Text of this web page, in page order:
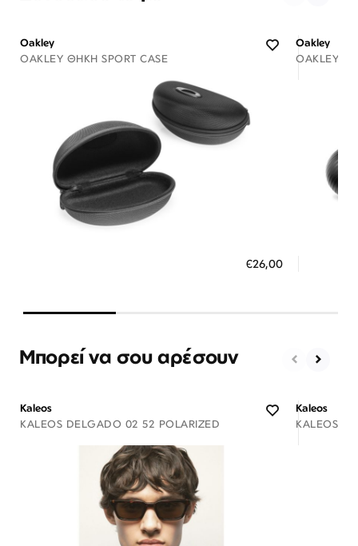
Oakley
OAKLEY ΘΉΚΗ SPORT CASE
€26,00
Διαθέσιμο
Oakley
OAKLEY
Μπορεί να σου αρέσουν
Kaleos
KALEOS DELGADO 02 52 POLARIZED
Kaleos
KALEOS